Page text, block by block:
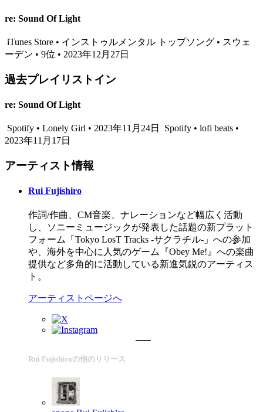
re: Sound Of Light
iTunes Store • インストゥルメンタル トップソング • スウェ
ーデン • 9位 • 2023年12月27日
過去プレイリストイン
re: Sound Of Light
Spotify • Lonely Girl • 2023年11月24日
Spotify • lofi beats •
2023年11月17日
アーティスト情報
Rui Fujishiro
作詞/作曲、CM音楽、ナレーションなど幅広く活動
し、ソニーミュージックが発表した話題の新プラット
フォーム「Tokyo LosT Tracks -サクラチル-」への参加
や、海外を中心に人気のゲーム『Obey Me!』への楽曲
提供など多角的に活動している新進気鋭のアーティス
ト。
アーティストページへ
Rui Fujishiroの他のリリース